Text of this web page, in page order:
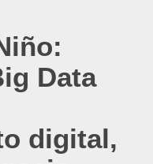
Data
digital,